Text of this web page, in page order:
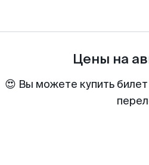
Цены на
😍 Вы можете купить